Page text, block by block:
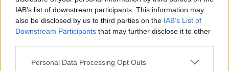
IAB’s list of downstream participants. This information may
also be disclosed by us to third parties on the IAB’s List of
Downstream Participants that may further disclose it to other
Personal Data Processing Opt Outs
vaiko gyvybių išgelbėti nepavyko
Žinios | Lietuvos diena
00:00:57
Savaitės vidurys nusimato karštas: temperatūra kils iki